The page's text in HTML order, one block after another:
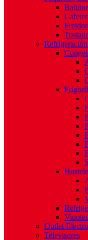
Refrigeración
Outlet
Televisores